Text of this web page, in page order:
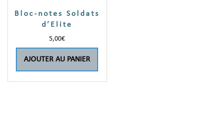
Bloc-notes Soldats
d’Elite
5,00€
AJOUTER AU PANIER